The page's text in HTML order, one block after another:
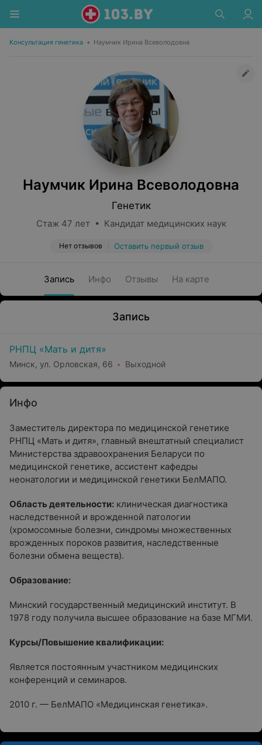
Консультация генетика • Наумчик Ирина Всеволодовна
Наумчик Ирина Всеволодовна
Генетик
Стаж 47 лет • Кандидат медицинских наук
Нет отзывов Оставить первый отзыв
Запись Инфо Отзывы На карте
Запись
РНПЦ «Мать и дитя»
Минск, ул. Орловская, 66 Выходной
Инфо
Заместитель директора по медицинской генетике
РНПЦ «Мать и дитя», главный внештатный специалист
Министерства здравоохранения Беларуси по
медицинской генетике, ассистент кафедры
неонатологии и медицинской генетики БелМАПО.
Область деятельности: клиническая диагностика
наследственной и врожденной патологии
(хромосомные болезни, синдромы множественных
врожденных пороков развития, наследственные
болезни обмена веществ).
Образование:
Минский государственный медицинский институт. В
1978 году получила высшее образование на базе МГМИ.
Курсы/Повышение квалификации:
Является постоянным участником медицинских
конференций и семинаров.
2010 г. — БелМАПО «Медицинская генетика».